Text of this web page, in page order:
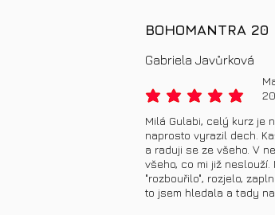
BOHOMANTRA 20
Gabriela Javůrková
average rating is 5 out
Milá Gulabi, celý kurz je
naprosto vyrazil dech.
a raduji se ze všeho. V
všeho, co mi již
"rozbouřilo", rozjelo,
to jsem hledala a tady